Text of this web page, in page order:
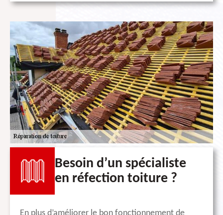
Besoin d’un spécialiste
en réfection toiture ?